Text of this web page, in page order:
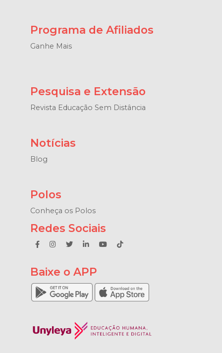
Programa de Afiliados
Ganhe Mais
Pesquisa e Extensão
Revista Educação Sem Distância
Notícias
Blog
Polos
Conheça os Polos
Redes Sociais
Baixe o APP